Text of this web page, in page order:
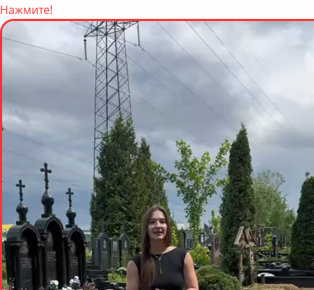
Нажмите!
Мы онлайн
Написать нам
Задайте вопрос в мессенджере
Telegram
WhatsApp
VK